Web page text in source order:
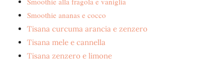
Smoothie ananas e cocco
Tisana curcuma arancia e zenzero
Tisana mele e cannella
Tisana zenzero e limone